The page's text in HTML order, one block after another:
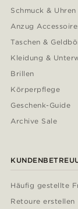
Schmuck & Uhren
Anzug
Taschen &
Kleidung &
Brillen
Körperpflege
Geschenk-Guide
Archive Sale
Häufig gestellte
Retoure erstellen